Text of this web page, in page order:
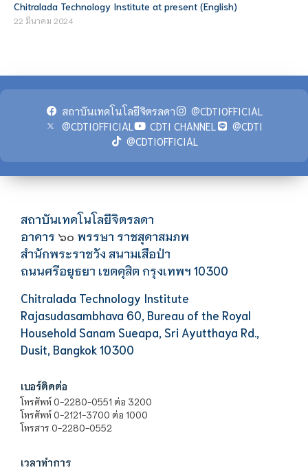
Chitralada Technology Institute at present (English)
22 มีนาคม 2024
สถาบันเทคโนโลยีจิตรลดา
@CDTIOFFICIAL
@CDTIOFFICIAL
CDTI CHANNEL
@CDTI
@CDTIOFFICIAL
สถาบันเทคโนโลยีจิตรลดา
อาคาร ๖๐ พรรษา ราชสุดาสมภพ
สำนักพระราชวัง สนามเสือป่า
ถนนศรีอยุธยา เขตดุสิต กรุงเทพฯ 10300
Chitralada Technology Institute
Rajasudasambhava 60, Bureau of the Royal
Household Sanam Sueapa, Sri Ayutthaya Rd.,
Dusit, Bangkok 10300
เบอร์ติดต่อ
โทรศัพท์ 0-2280-0551 ต่อ 3200
โทรศัพท์ 0-2121-3700 ต่อ 1000
โทรสาร 0-2280-0552
เวลาทำการ